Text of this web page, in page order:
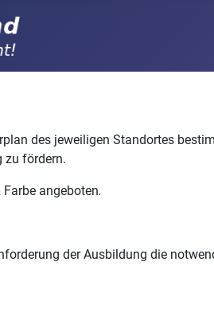
des jeweiligen Standortes
zu fördern.
angeboten.
der Ausbildung die